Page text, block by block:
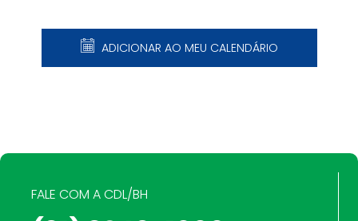
ADICIONAR AO MEU CALENDÁRIO
FALE COM A CDL/BH